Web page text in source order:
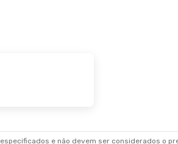
e não devem ser considerados o